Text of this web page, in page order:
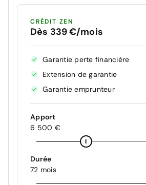
CRÉDIT ZEN
Dès 339 €/mois
Garantie perte financière
Extension de garantie
Garantie emprunteur
Apport
6 500 €
Durée
72 mois